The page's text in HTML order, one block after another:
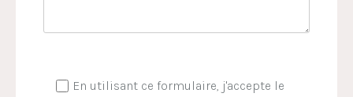
En utilisant ce formulaire, j'accepte le